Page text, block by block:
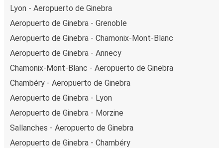
Lyon - Aeropuerto de Ginebra
Aeropuerto de Ginebra - Grenoble
Aeropuerto de Ginebra - Chamonix-Mont-Blanc
Aeropuerto de Ginebra - Annecy
Chamonix-Mont-Blanc - Aeropuerto de Ginebra
Chambéry - Aeropuerto de Ginebra
Aeropuerto de Ginebra - Lyon
Aeropuerto de Ginebra - Morzine
Sallanches - Aeropuerto de Ginebra
Aeropuerto de Ginebra - Chambéry